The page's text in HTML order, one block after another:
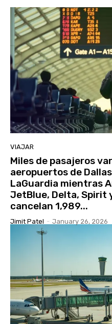
VIAJAR
Miles de pasajeros
aeropuertos de
LaGuardia mientras
JetBlue, Delta, Spirit
cancelan 1,989...
Jimit Patel - January 26, 2026